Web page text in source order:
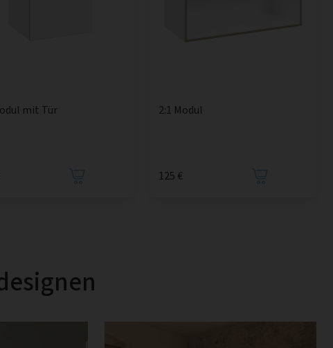
mit Tür 2:1 Modul
125 €